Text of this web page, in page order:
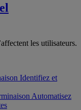
les utilisateurs.
Identifiez et
Automatisez